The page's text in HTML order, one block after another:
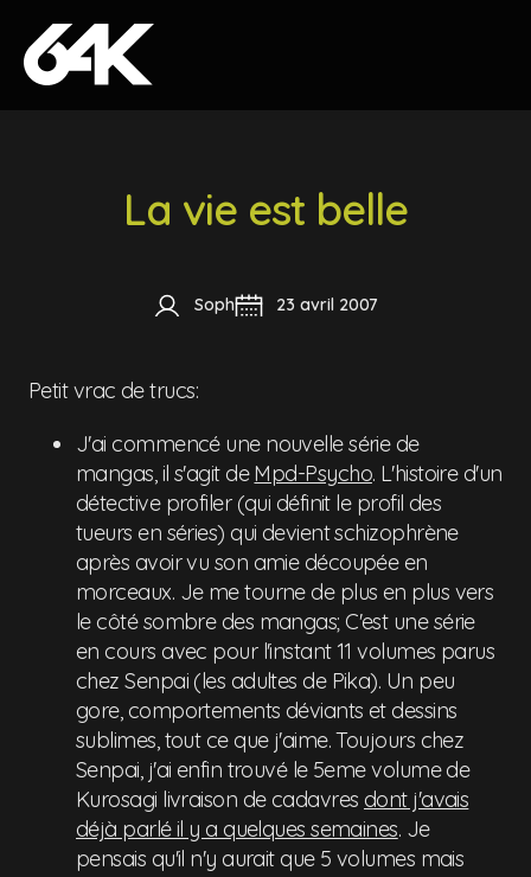
Skip to content
La vie est belle
Soph 23 avril 2007
Petit vrac de trucs:
J'ai commencé une nouvelle série de
mangas, il s'agit deMpd-Psycho. L'histoire d'un
détective profiler (qui définit le profil des
tueurs en séries) qui devient schizophrène
après avoir vu son amie découpée en
morceaux. Je me tourne de plus en plus vers
le côté sombre des mangas; C'est une série
en cours avec pour l'instant 11 volumes parus
chez Senpai (les adultes de Pika). Un peu
gore, comportements déviants et dessins
sublimes, tout ce que j'aime. Toujours chez
Senpai, j'ai enfin trouvé le 5eme volume de
Kurosagi livraison de cadavres dont j'avais
déjà parlé il y a quelques semaines. Je
pensais qu'il n'y aurait que 5 volumes mais